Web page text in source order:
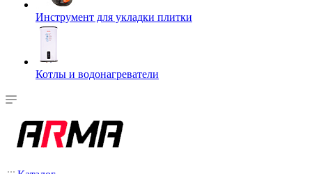
Инструмент для укладки плитки
Котлы и водонагреватели